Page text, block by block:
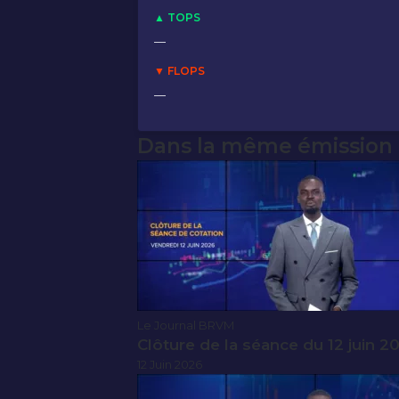
▲ TOPS
—
▼ FLOPS
—
Dans la même émission
Le Journal BRVM
Clôture de la séance du 12 juin